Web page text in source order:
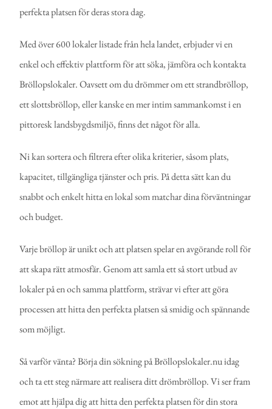
perfekta platsen för deras stora dag.
Med över 600 lokaler listade från hela landet, erbjuder vi en
enkel och effektiv plattform för att söka, jämföra och kontakta
Bröllopslokaler. Oavsett om du drömmer om ett strandbröllop,
ett slottsbröllop, eller kanske en mer intim sammankomst i en
pittoresk landsbygdsmiljö, finns det något för alla.
Ni kan sortera och filtrera efter olika kriterier, såsom plats,
kapacitet, tillgängliga tjänster och pris. På detta sätt kan du
snabbt och enkelt hitta en lokal som matchar dina förväntningar
och budget.
Varje bröllop är unikt och att platsen spelar en avgörande roll för
att skapa rätt atmosfär. Genom att samla ett så stort utbud av
lokaler på en och samma plattform, strävar vi efter att göra
processen att hitta den perfekta platsen så smidig och spännande
som möjligt.
Så varför vänta? Börja din sökning på Bröllopslokaler.nu idag
och ta ett steg närmare att realisera ditt drömbröllop. Vi ser fram
emot att hjälpa dig att hitta den perfekta platsen för din stora